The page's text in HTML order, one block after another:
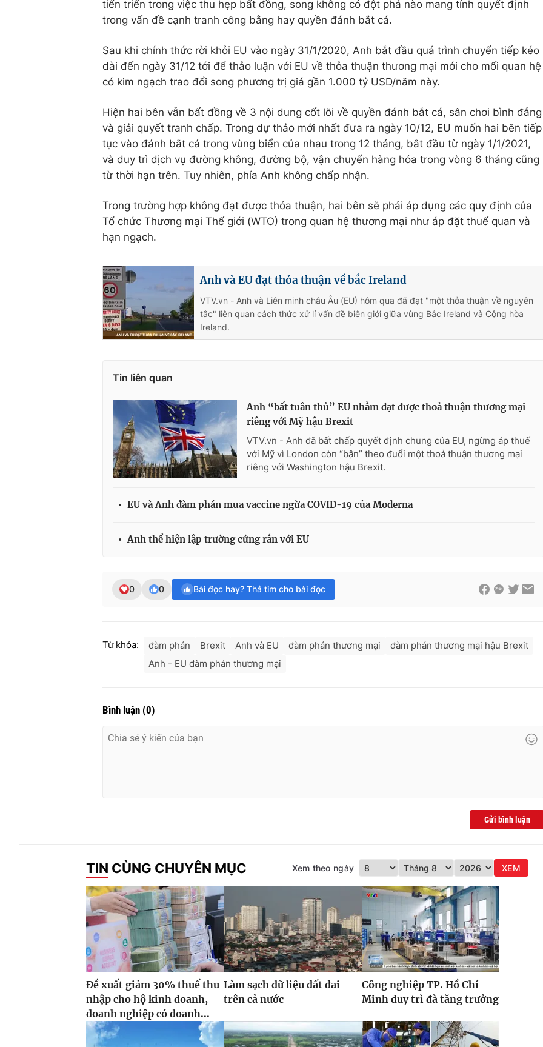
tiến triển trong việc thu hẹp bất đồng, song không có đột phá nào mang tính quyết định
trong vấn đề cạnh tranh công bằng hay quyền đánh bắt cá.
Sau khi chính thức rời khỏi EU vào ngày 31/1/2020, Anh bắt đầu quá trình chuyển tiếp kéo
dài đến ngày 31/12 tới để thảo luận với EU về thỏa thuận thương mại mới cho mối quan hệ
có kim ngạch trao đổi song phương trị giá gần 1.000 tỷ USD/năm này.
Hiện hai bên vẫn bất đồng về 3 nội dung cốt lõi về quyền đánh bắt cá, sân chơi bình đẳng
và giải quyết tranh chấp. Trong dự thảo mới nhất đưa ra ngày 10/12, EU muốn hai bên tiếp
tục vào đánh bắt cá trong vùng biển của nhau trong 12 tháng, bắt đầu từ ngày 1/1/2021,
và duy trì dịch vụ đường không, đường bộ, vận chuyển hàng hóa trong vòng 6 tháng cũng
từ thời hạn trên. Tuy nhiên, phía Anh không chấp nhận.
Trong trường hợp không đạt được thỏa thuận, hai bên sẽ phải áp dụng các quy định của
Tổ chức Thương mại Thế giới (WTO) trong quan hệ thương mại như áp đặt thuế quan và
hạn ngạch.
Anh và EU đạt thỏa thuận về bắc Ireland
VTV.vn - Anh và Liên minh châu Âu (EU) hôm qua đã đạt "một thỏa thuận về nguyên
tắc" liên quan cách thức xử lí vấn đề biên giới giữa vùng Bắc Ireland và Cộng hòa
Ireland.
Tin liên quan
Anh “bất tuân thủ” EU nhằm đạt được thoả thuận thương mại
riêng với Mỹ hậu Brexit
VTV.vn - Anh đã bất chấp quyết định chung của EU, ngừng áp thuế
với Mỹ vì London còn “bận” theo đuổi một thoả thuận thương mại
riêng với Washington hậu Brexit.
EU và Anh đàm phán mua vaccine ngừa COVID-19 của Moderna
Anh thể hiện lập trường cứng rắn với EU
0 0 Bài đọc hay? Thả tim cho bài đọc
Từ khóa: đàm phán Brexit Anh và EU đàm phán thương mại
đàm phán thương mại hậu Brexit
Anh - EU đàm phán thương mại
Bình luận (0)
Gửi bình luận
TIN CÙNG CHUYÊN MỤC Xem theo ngày XEM
Đề xuất giảm 30% thuế thu
nhập cho hộ kinh doanh,
doanh nghiệp có doanh...
Làm sạch dữ liệu đất đai
trên cả nước
Công nghiệp TP. Hồ Chí
Minh duy trì đà tăng trưởng